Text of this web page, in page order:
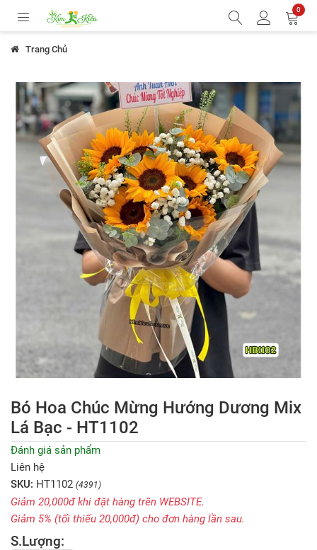
0
Trang Chủ
Bó Hoa Chúc Mừng Hướng Dương Mix
Lá Bạc - HT1102
Đánh giá sản phẩm
Liên hệ
SKU: HT1102 (4391)
Giảm 20,000đ khi đặt hàng trên WEBSITE.
Giảm 5% (tối thiếu 20,000đ) cho đơn hàng lần sau.
S.Lượng: